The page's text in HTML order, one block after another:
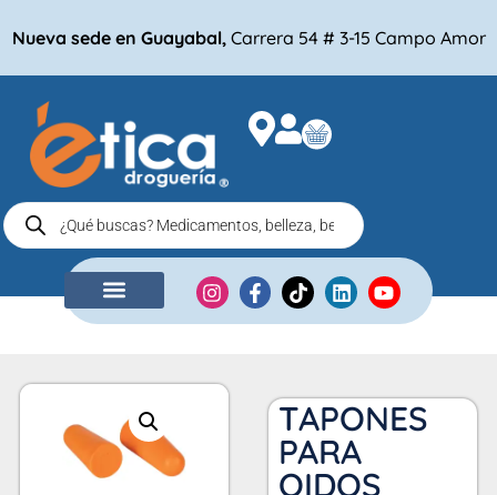
Nueva sede en Guayabal, Carrera 54 # 3-15 Campo Amor
TAPONES
PARA
OIDOS